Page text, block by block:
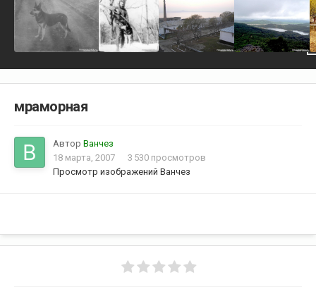
мраморная
Автор Ванчез
18 марта, 2007
3 530 просмотров
Просмотр изображений Ванчез